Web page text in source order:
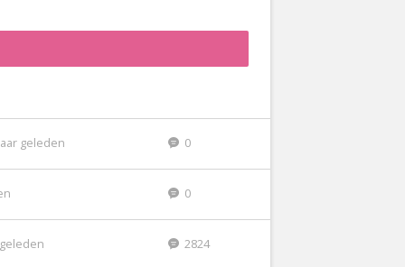
geleden 0
0
2824